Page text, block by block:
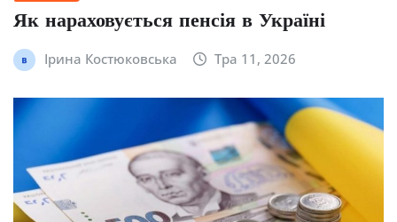
Як нараховується пенсія в Україні
Ірина Костюковська Тра 11, 2026